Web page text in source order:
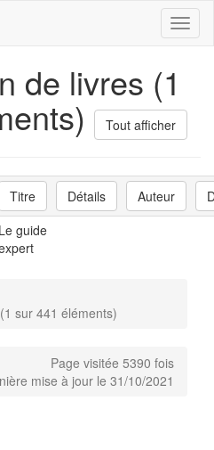
de livres (1
Tout afficher
Titre Détails Auteur
Le guide
sur 441 éléments)
Page visitée 5390 fois
mise à jour le 31/10/2021